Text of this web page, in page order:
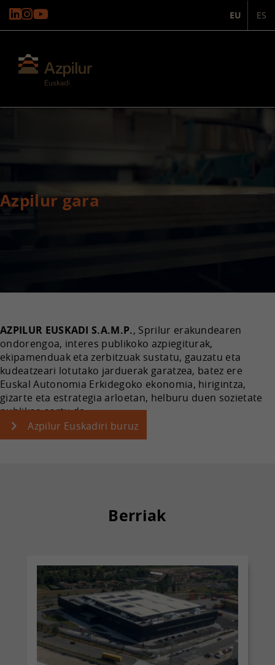
EU ES
Azpilur gara
AZPILUR EUSKADI S.A.M.P., Sprilur erakundearen
ondorengoa, interes publikoko azpiegiturak,
ekipamenduak eta zerbitzuak sustatu, gauzatu eta
kudeatzeari lotutako jarduerak garatzea, batez ere
Euskal Autonomia Erkidegoko ekonomia, hirigintza,
gizarte eta estrategia arloetan, helburu duen sozietate
publikoa sortu da.
Azpilur Euskadiri buruz
Berriak